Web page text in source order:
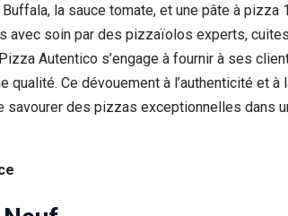
la sauce tomate, et une pâte à pizza
avec soin par des pizzaïolos experts,
Autentico s’engage à fournir à ses
qualité. Ce dévouement à l’authenticité et
des pizzas exceptionnelles dans